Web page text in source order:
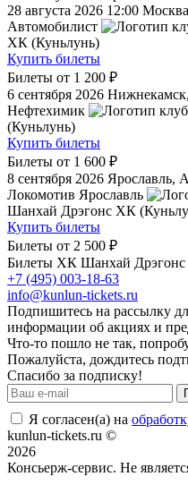
28 августа 2026 12:00
Автомобилист
ХК (Куньлунь)
Купить билеты
Билеты от 1 200 ₽
6 сентября 2026
Нефтехимик
(Куньлунь)
Купить билеты
Билеты от 1 600 ₽
8 сентября 2026 Ярославль,
Локомотив Ярославль
Шанхай Дрэгонс ХК
Купить билеты
Билеты от 2 500 ₽
Билеты ХК Шанхай Дрэгонс
+7 (495) 003-18-63
info@kunlun-tickets.ru
Подпишитесь на рассылку
информации об акциях и
Что-то пошло не так,
Пожалуйста, дождитесь
Спасибо за подписку!
Я согласен(а) на
kunlun-tickets.ru ©
2026
Консьерж-сервис. Не